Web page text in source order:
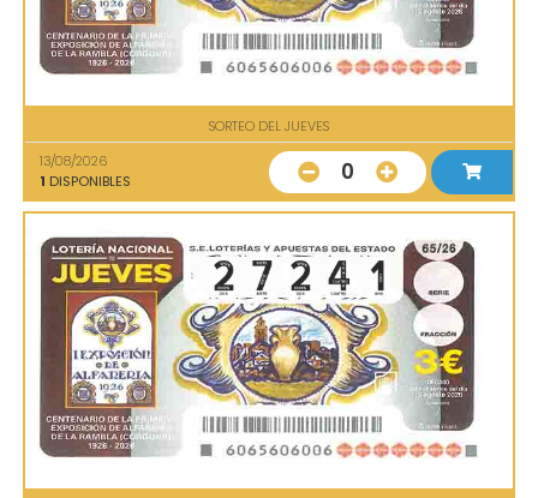
SORTEO DEL JUEVES
13/08/2026
1 DISPONIBLES 0